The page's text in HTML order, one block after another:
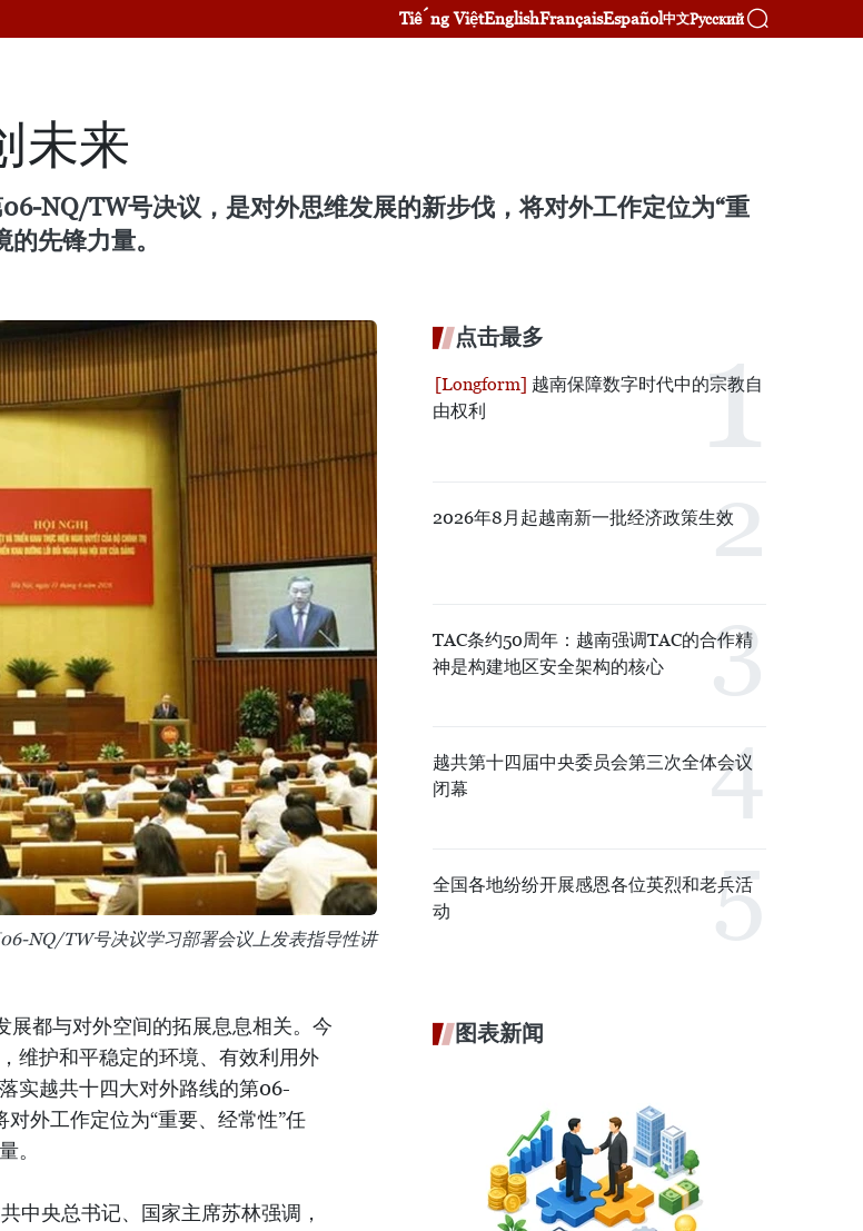
Tiếng ViệtEnglishFrançaisEspañol中文Русский
未来
NQ/TW号决议，是对外思维发展的新步伐，将对外工作定位为“重
先锋力量。
NQ/TW号决议学习部署会议上发表指导性讲
都与对外空间的拓展息息相关。今
维护和平稳定的环境、有效利用外
实越共十四大对外路线的第06-
外工作定位为“重要、经常性”任
。
中央总书记、国家主席苏林强调，
点击最多
越南保障数字时代中的宗教自
由权利
2026年8月起越南新一批经济政策生效
TAC条约50周年：越南强调TAC的合作精
神是构建地区安全架构的核心
越共第十四届中央委员会第三次全体会议
闭幕
全国各地纷纷开展感恩各位英烈和老兵活
动
图表新闻